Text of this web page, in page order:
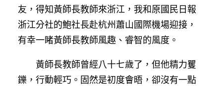
友，得知黃師長教師來浙江，我和原國民日報
浙江分社的鮑社長赴杭州蕭山國際機場迎接，
有幸一睹黃師長教師風趣、睿智的風度。
黃師長教師曾經八十七歲了，但他精力矍
鑠，行動輕巧。固然是初度會晤，卻沒有一點